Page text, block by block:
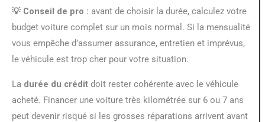
💡 Conseil de pro : avant de choisir la durée, calculez votre
budget voiture complet sur un mois normal. Si la mensualité
vous empêche d’assumer assurance, entretien et imprévus,
le véhicule est trop cher pour votre situation.
La durée du crédit doit rester cohérente avec le véhicule
acheté. Financer une voiture très kilométrée sur 6 ou 7 ans
peut devenir risqué si les grosses réparations arrivent avant